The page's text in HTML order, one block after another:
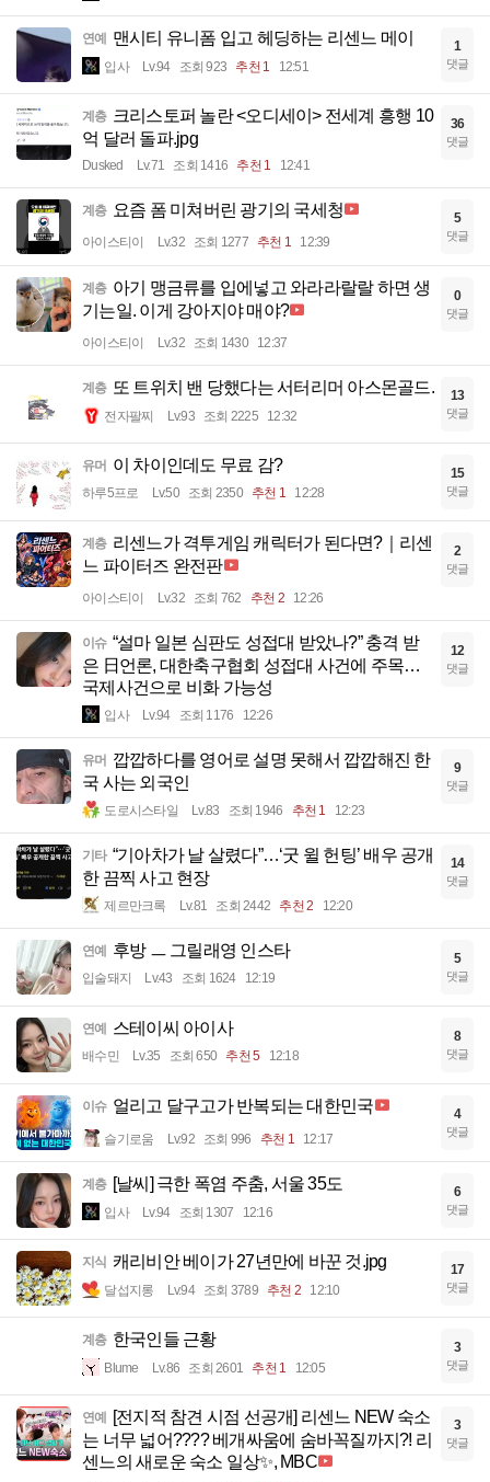
연예 맨시티 유니폼 입고 헤딩하는 리센느 메이
입사 Lv.94 조회 923 추천 1 12:51
1
댓글
계층 크리스토퍼 놀란 <오디세이> 전세계 흥행 10
억 달러 돌파.jpg
Dusked Lv.71 조회 1416 추천 1 12:41
36
댓글
계층 요즘 폼 미쳐버린 광기의 국세청
아이스티이 Lv.32 조회 1277 추천 1 12:39
5
댓글
계층 아기 맹금류를 입에넣고 와라라랄랄 하면 생
기는일. 이게 강아지야 매야?
아이스티이 Lv.32 조회 1430 12:37
0
댓글
계층 또 트위치 밴 당했다는 서터리머 아스몬골드.
전자팔찌 Lv.93 조회 2225 12:32
13
댓글
유머 이 차이인데도 무료 감?
하루5프로 Lv.50 조회 2350 추천 1 12:28
15
댓글
계층 리센느가 격투게임 캐릭터가 된다면?｜리센
느 파이터즈 완전판
아이스티이 Lv.32 조회 762 추천 2 12:26
2
댓글
이슈 “설마 일본 심판도 성접대 받았나?” 충격 받
은 日언론, 대한축구협회 성접대 사건에 주목…
국제사건으로 비화 가능성
입사 Lv.94 조회 1176 12:26
12
댓글
유머 깝깝하다를 영어로 설명 못해서 깝깝해진 한
국 사는 외국인
도로시스타일 Lv.83 조회 1946 추천 1 12:23
9
댓글
기타 “기아차가 날 살렸다”…‘굿 윌 헌팅’ 배우 공개
한 끔찍 사고 현장
제르만크록 Lv.81 조회 2442 추천 2 12:20
14
댓글
연예 후방 ㅡ 그릴래영 인스타
입술돼지 Lv.43 조회 1624 12:19
5
댓글
연예 스테이씨 아이사
배수민 Lv.35 조회 650 추천 5 12:18
8
댓글
이슈 얼리고 달구고가 반복되는 대한민국
슬기로움 Lv.92 조회 996 추천 1 12:17
4
댓글
계층 [날씨] 극한 폭염 주춤, 서울 35도
입사 Lv.94 조회 1307 12:16
6
댓글
지식 캐리비안 베이가 27년만에 바꾼 것.jpg
달섭지롱 Lv.94 조회 3789 추천 2 12:10
17
댓글
계층 한국인들 근황
Blume Lv.86 조회 2601 추천 1 12:05
3
댓글
연예 [전지적 참견 시점 선공개] 리센느 NEW 숙소
는 너무 넓어???? 베개싸움에 숨바꼭질까지?! 리
센느의 새로운 숙소 일상✨, MBC
3
댓글